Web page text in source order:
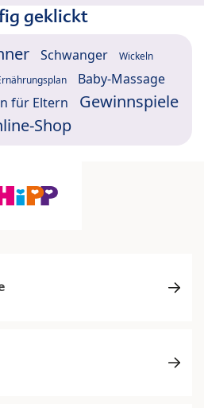
geklickt
Schwanger Wickeln
Baby-Massage
für Eltern
Gewinnspiele
Shop